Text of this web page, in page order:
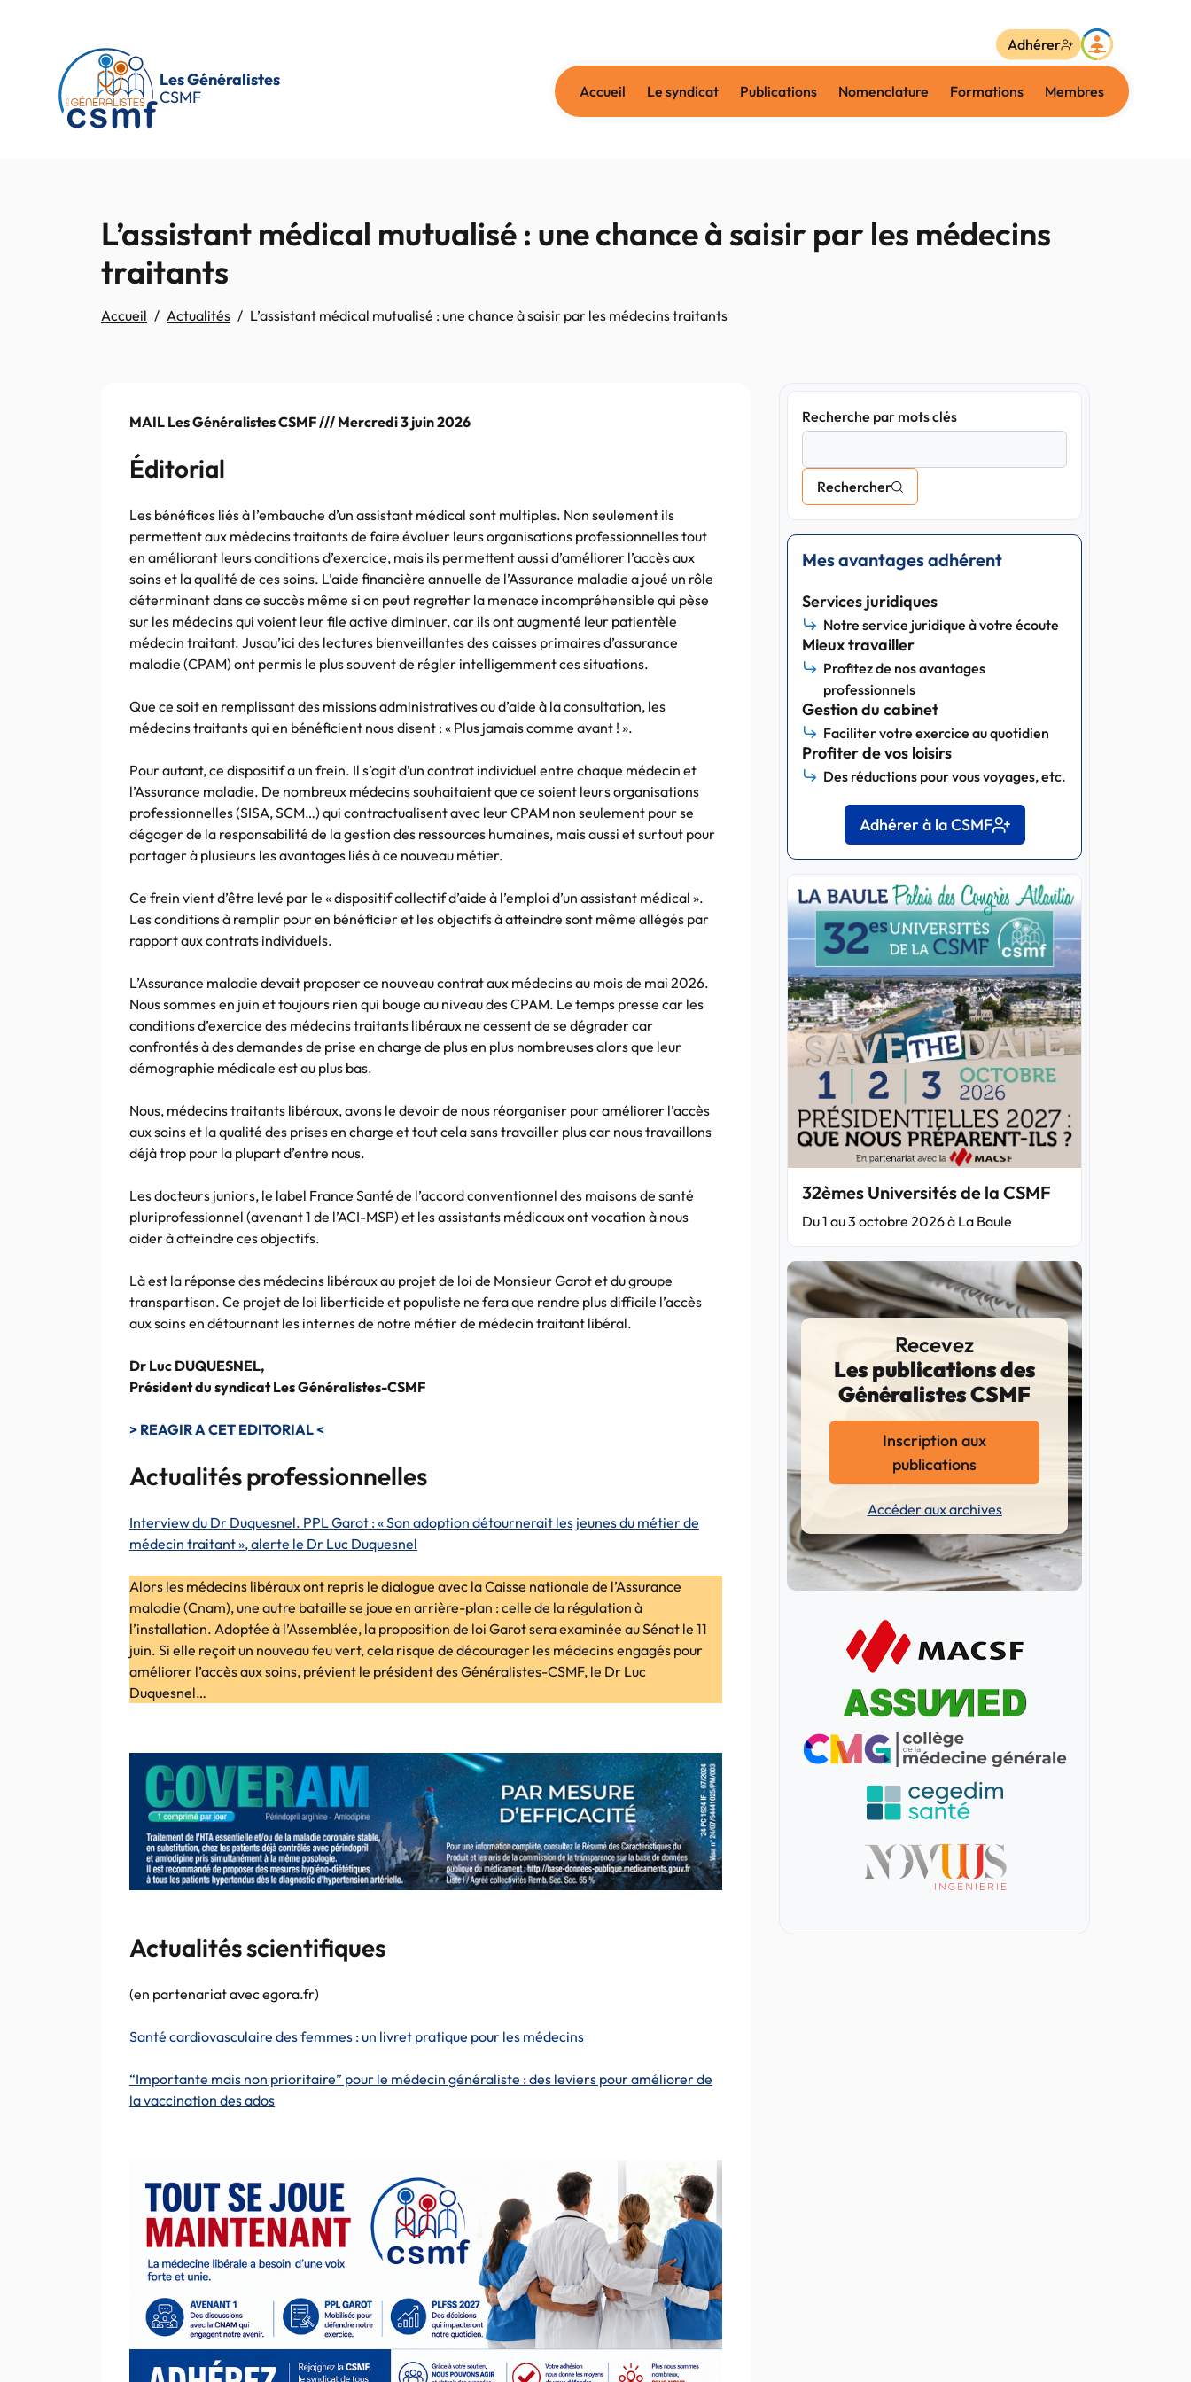
Les Généralistes
CSMF
Accueil Le syndicat Publications Nomenclature Formations Membres
Adhérer
L’assistant médical mutualisé : une chance à saisir par les médecins
traitants
Accueil Actualités L’assistant médical mutualisé : une chance à saisir par les médecins traitants
MAIL Les Généralistes CSMF /// Mercredi 3 juin 2026
Éditorial
Les bénéfices liés à l’embauche d’un assistant médical sont multiples. Non seulement ils
permettent aux médecins traitants de faire évoluer leurs organisations professionnelles tout
en améliorant leurs conditions d’exercice, mais ils permettent aussi d’améliorer l’accès aux
soins et la qualité de ces soins. L’aide financière annuelle de l’Assurance maladie a joué un rôle
déterminant dans ce succès même si on peut regretter la menace incompréhensible qui pèse
sur les médecins qui voient leur file active diminuer, car ils ont augmenté leur patientèle
médecin traitant. Jusqu’ici des lectures bienveillantes des caisses primaires d’assurance
maladie (CPAM) ont permis le plus souvent de régler intelligemment ces situations.
Que ce soit en remplissant des missions administratives ou d’aide à la consultation, les
médecins traitants qui en bénéficient nous disent : « Plus jamais comme avant ! ».
Pour autant, ce dispositif a un frein. Il s’agit d’un contrat individuel entre chaque médecin et
l’Assurance maladie. De nombreux médecins souhaitaient que ce soient leurs organisations
professionnelles (SISA, SCM…) qui contractualisent avec leur CPAM non seulement pour se
dégager de la responsabilité de la gestion des ressources humaines, mais aussi et surtout pour
partager à plusieurs les avantages liés à ce nouveau métier.
Ce frein vient d’être levé par le « dispositif collectif d’aide à l’emploi d’un assistant médical ».
Les conditions à remplir pour en bénéficier et les objectifs à atteindre sont même allégés par
rapport aux contrats individuels.
L’Assurance maladie devait proposer ce nouveau contrat aux médecins au mois de mai 2026.
Nous sommes en juin et toujours rien qui bouge au niveau des CPAM. Le temps presse car les
conditions d’exercice des médecins traitants libéraux ne cessent de se dégrader car
confrontés à des demandes de prise en charge de plus en plus nombreuses alors que leur
démographie médicale est au plus bas.
Nous, médecins traitants libéraux, avons le devoir de nous réorganiser pour améliorer l’accès
aux soins et la qualité des prises en charge et tout cela sans travailler plus car nous travaillons
déjà trop pour la plupart d’entre nous.
Les docteurs juniors, le label France Santé de l’accord conventionnel des maisons de santé
pluriprofessionnel (avenant 1 de l’ACI-MSP) et les assistants médicaux ont vocation à nous
aider à atteindre ces objectifs.
Là est la réponse des médecins libéraux au projet de loi de Monsieur Garot et du groupe
transpartisan. Ce projet de loi liberticide et populiste ne fera que rendre plus difficile l’accès
aux soins en détournant les internes de notre métier de médecin traitant libéral.
Dr Luc DUQUESNEL,
Président du syndicat Les Généralistes-CSMF
> REAGIR A CET EDITORIAL <
Actualités professionnelles
Interview du Dr Duquesnel. PPL Garot : « Son adoption détournerait les jeunes du métier de
médecin traitant », alerte le Dr Luc Duquesnel
Alors les médecins libéraux ont repris le dialogue avec la Caisse nationale de l’Assurance
maladie (Cnam), une autre bataille se joue en arrière-plan : celle de la régulation à
l’installation. Adoptée à l’Assemblée, la proposition de loi Garot sera examinée au Sénat le 11
juin. Si elle reçoit un nouveau feu vert, cela risque de décourager les médecins engagés pour
améliorer l’accès aux soins, prévient le président des Généralistes-CSMF, le Dr Luc
Duquesnel…
Actualités scientifiques
(en partenariat avec egora.fr)
Santé cardiovasculaire des femmes : un livret pratique pour les médecins
“Importante mais non prioritaire” pour le médecin généraliste : des leviers pour améliorer de
la vaccination des ados
Recherche par mots clés
Rechercher
Mes avantages adhérent
Services juridiques
Notre service juridique à votre écoute
Mieux travailler
Profitez de nos avantages
professionnels
Gestion du cabinet
Faciliter votre exercice au quotidien
Profiter de vos loisirs
Des réductions pour vous voyages, etc.
Adhérer à la CSMF
32èmes Universités de la CSMF
Du 1 au 3 octobre 2026 à La Baule
Recevez
Les publications des
Généralistes CSMF
Inscription aux
publications
Accéder aux archives